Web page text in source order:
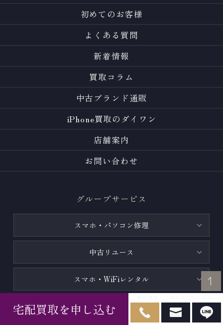
初めてのお客様
よくある質問
新着情報
買取コラム
中古ブランド通販
iPhone買取のダイワン
店舗案内
お問い合わせ
グループサービス
スマホ・パソコン修理
中古リユース
スマホ・WiFiレンタル
宅配買取を申し込む